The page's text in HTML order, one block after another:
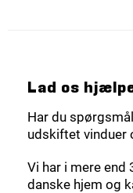
Lad os
Har du
udskiftet vinduer
Vi har i mere end
danske hjem og